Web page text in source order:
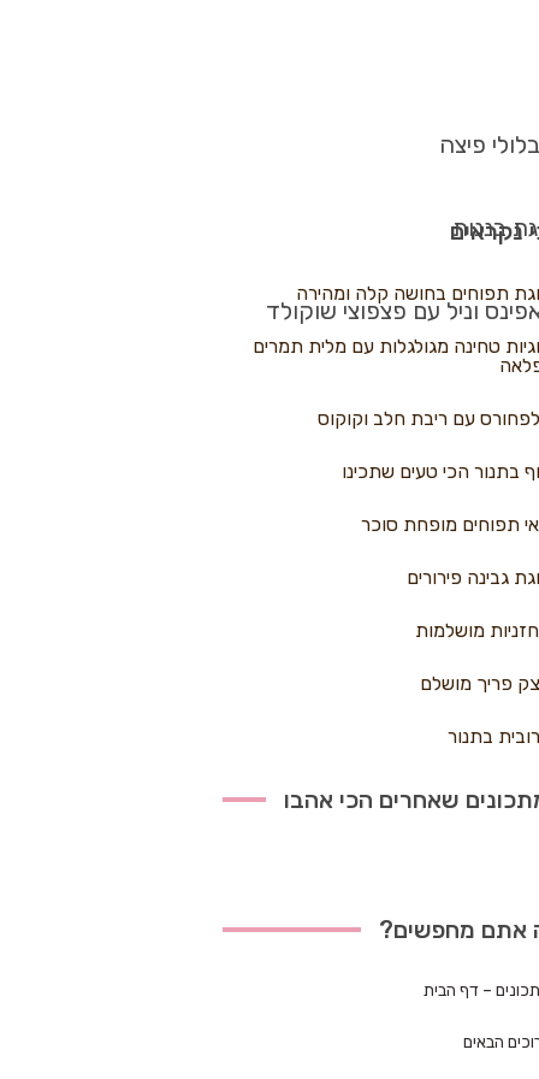
פיצה
בננות
וניל עם פצפוצי שוקולד
נקראים
תפוחים בחושה קלה ומהירה
טחינה מגולגלות עם מלית תמרים
עם ריבת חלב וקוקוס
בתנור הכי טעים שתכינו
תפוחים מופחת סוכר
גבינה פירורים
מושלמות
פריך מושלם
בתנור
שאחרים הכי אהבו
אתם מחפשים?
– דף הבית
הבאים